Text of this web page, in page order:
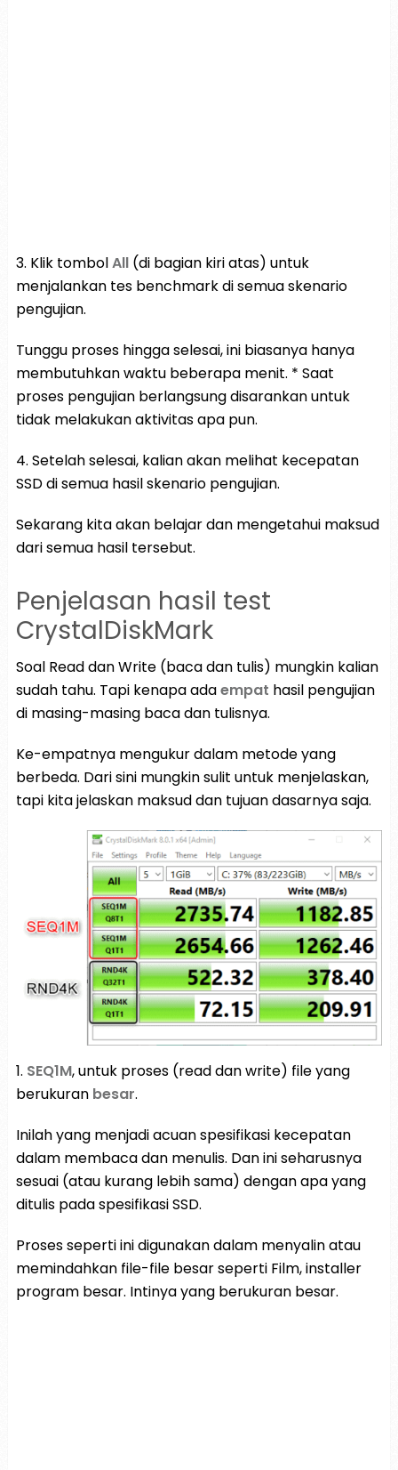
3. Klik tombolAll(di bagian kiri atas) untuk
menjalankan tes benchmark di semua skenario
pengujian.
Tunggu proses hingga selesai, ini biasanya hanya
membutuhkan waktu beberapa menit. * Saat
proses pengujian berlangsung disarankan untuk
tidak melakukan aktivitas apa pun.
4. Setelah selesai, kalian akan melihat kecepatan
SSD di semua hasil skenario pengujian.
Sekarang kita akan belajar dan mengetahui maksud
dari semua hasil tersebut.
Penjelasan hasil test
CrystalDiskMark
Soal Read dan Write (baca dan tulis) mungkin kalian
sudah tahu. Tapi kenapa adaempat hasil pengujian
di masing-masing baca dan tulisnya.
Ke-empatnya mengukur dalam metode yang
berbeda. Dari sini mungkin sulit untuk menjelaskan,
tapi kita jelaskan maksud dan tujuan dasarnya saja.
1. SEQ1M, untuk proses (read dan write) file yang
berukuran besar.
Inilah yang menjadi acuan spesifikasi kecepatan
dalam membaca dan menulis. Dan ini seharusnya
sesuai (atau kurang lebih sama) dengan apa yang
ditulis pada spesifikasi SSD.
Proses seperti ini digunakan dalam menyalin atau
memindahkan file-file besar seperti Film, installer
program besar. Intinya yang berukuran besar.